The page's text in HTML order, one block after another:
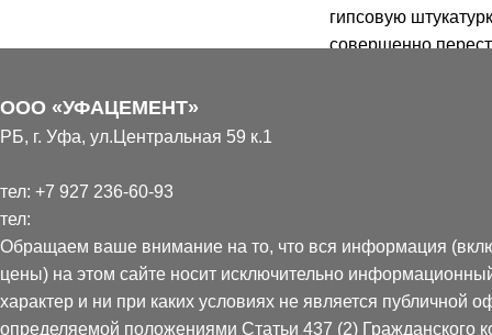
гипсовую
совершенно
Если
клеевые
В случае
клея в
ООО «УФАЦЕМЕНТ»
РБ, г. Уфа, ул.Центральная 59 к.1
тел: +7 927 236-60-93
тел:
Обращаем ваше внимание на то, что вся информация
цены) на этом сайте носит исключительно
характер и ни при каких условиях не является публичной
определяемой положениями Статьи 437 (2) Гражданского